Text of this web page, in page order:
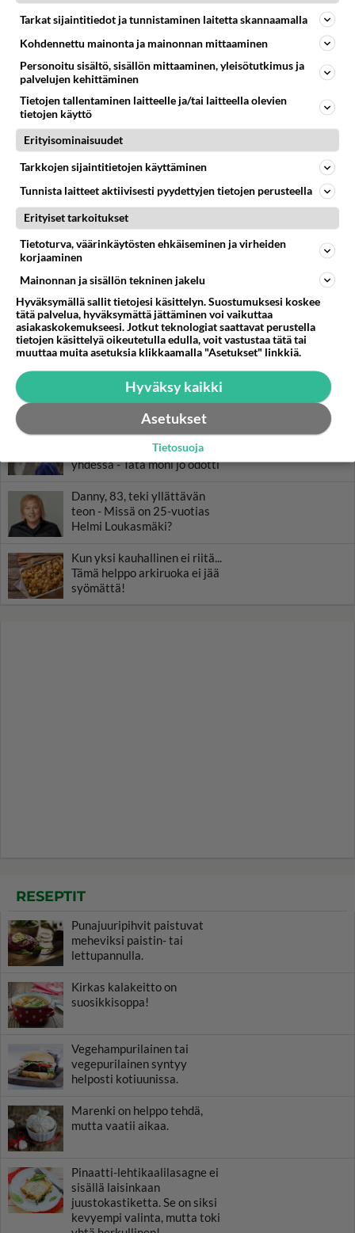
Voittaako rakkaus, riippuvuuksista suurin?
- Koukussa 2. tuotantokausi alkaa
Edellinen kausi loppui dramaattisesti rikostutkija Oskari Aution
uran päättymiseen ja hänen suuren rakkautensa Kristan lähtöön
Suomesta. Miten tarina jatkuu?
Muistatko? Kädestä suuhun
elävä Satu sai jättimäisen
rahasalkun Henry-
miljonääriltä
Tiesitkö? Martina Aitolehden
isäpuoli on tämä suosittu
laulaja
Luetuimmat: Aarne Pelkonen
ja Noora Louhimo vihdoinkin
yhdessä - Tätä moni jo odotti
Danny, 83, teki yllättävän
teon - Missä on 25-vuotias
Helmi Loukasmäki?
Kun yksi kauhallinen ei riitä...
Tämä helppo arkiruoka ei jää
syömättä!
RESEPTIT
Punajuuripihvit paistuvat
meheviksi paistin- tai
lettupannulla.
Kirkas kalakeitto on
suosikkisoppa!
Vegehampurilainen tai
vegepurilainen syntyy
helposti kotiuunissa.
Marenki on helppo tehdä,
mutta vaatii aikaa.
Pinaatti-lehtikaalilasagne ei
sisällä laisinkaan
juustokastiketta. Se on siksi
kevyempi valinta, mutta toki
Tarkat sijaintitiedot ja tunnistaminen laitetta skannaamalla
Kohdennettu mainonta ja mainonnan mittaaminen
Personoitu sisältö, sisällön mittaaminen, yleisötutkimus ja
palvelujen kehittäminen
Tietojen tallentaminen laitteelle ja/tai laitteella olevien
tietojen käyttö
Erityisominaisuudet
Tarkkojen sijaintitietojen käyttäminen
Tunnista laitteet aktiivisesti pyydettyjen tietojen perusteella
Erityiset tarkoitukset
Tietoturva, väärinkäytösten ehkäiseminen ja virheiden
korjaaminen
Mainonnan ja sisällön tekninen jakelu
Hyväksymällä sallit tietojesi käsittelyn. Suostumuksesi koskee
tätä palvelua, hyväksymättä jättäminen voi vaikuttaa
asiakaskokemukseesi. Jotkut teknologiat saattavat perustella
tietojen käsittelyä oikeutetulla edulla, voit vastustaa tätä tai
muuttaa muita asetuksia klikkaamalla "Asetukset" linkkiä.
Hyväksy kaikki
Asetukset
Tietosuoja